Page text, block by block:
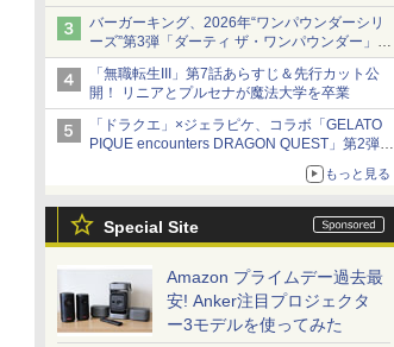
発売から2週間は20%オフになるセールが実施
バーガーキング、2026年“ワンパウンダーシリ
ーズ”第3弾「ダーティ ザ・ワンパウンダー」を
8月7日発売
「特製ガーリックマヨソース」を使用した超大
型チーズバーガー
「無職転生III」第7話あらすじ＆先行カット公
開！ リニアとプルセナが魔法大学を卒業
「ドラクエ」×ジェラピケ、コラボ「GELATO
PIQUE encounters DRAGON QUEST」第2弾が
アイスカップに入ったスライムやわたぼう、ベ
もっと見る
Special Site
Amazon プライムデー過去最
安! Anker注目プロジェクタ
ー3モデルを使ってみた